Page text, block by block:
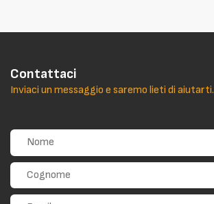
Contattaci
Inviaci un messaggio e saremo lieti di aiutarti.